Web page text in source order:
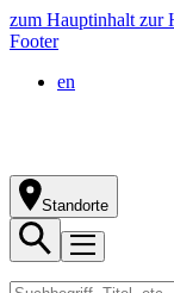
zum Hauptinhalt zur
Footer
en
Standorte